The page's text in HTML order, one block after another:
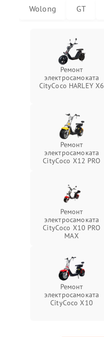
Wolong GT
Ремонт
электросамоката
CityCoco HARLEY X6
Ремонт
электросамоката
CityCoco X12 PRO
Ремонт
электросамоката
CityCoco X10 PRO
MAX
Ремонт
электросамоката
CityCoco X10